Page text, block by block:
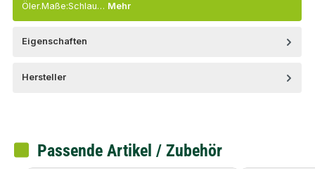
Öler.Maße:Schlau… Mehr
Eigenschaften
Hersteller
Passende Artikel / Zubehör